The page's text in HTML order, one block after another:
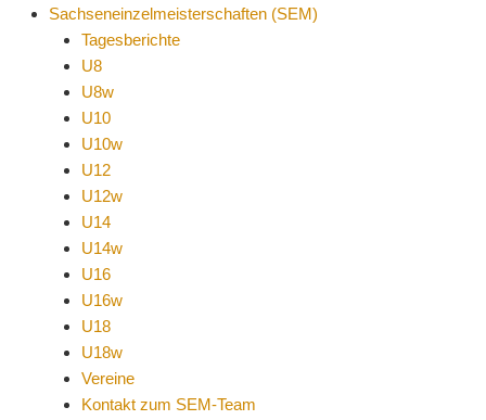
Sachseneinzelmeisterschaften (SEM)
Tagesberichte
U8
U8w
U10
U10w
U12
U12w
U14
U14w
U16
U16w
U18
U18w
Vereine
Kontakt zum SEM-Team